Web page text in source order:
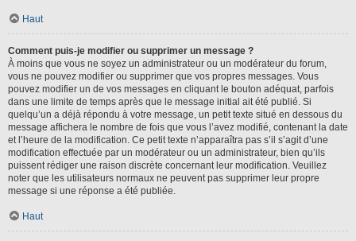
Haut
Comment puis-je modifier ou supprimer un message ?
À moins que vous ne soyez un administrateur ou un modérateur du forum,
vous ne pouvez modifier ou supprimer que vos propres messages. Vous
pouvez modifier un de vos messages en cliquant le bouton adéquat, parfois
dans une limite de temps après que le message initial ait été publié. Si
quelqu’un a déjà répondu à votre message, un petit texte situé en dessous du
message affichera le nombre de fois que vous l’avez modifié, contenant la date
et l’heure de la modification. Ce petit texte n’apparaîtra pas s’il s’agit d’une
modification effectuée par un modérateur ou un administrateur, bien qu’ils
puissent rédiger une raison discrète concernant leur modification. Veuillez
noter que les utilisateurs normaux ne peuvent pas supprimer leur propre
message si une réponse a été publiée.
Haut